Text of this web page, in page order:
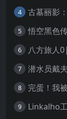
4
5 悟空黑色
6 八方旅人
7 潜水员戴
8 完蛋！我
9 Linkalho